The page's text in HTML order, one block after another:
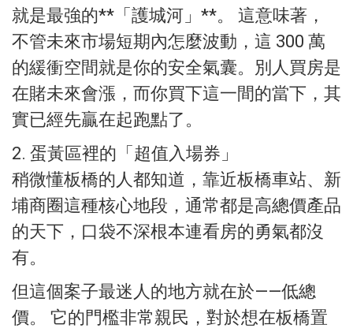
就是最強的**「護城河」**。 這意味著，
不管未來市場短期內怎麼波動，這 300 萬
的緩衝空間就是你的安全氣囊。別人買房是
在賭未來會漲，而你買下這一間的當下，其
實已經先贏在起跑點了。
2. 蛋黃區裡的「超值入場券」
稍微懂板橋的人都知道，靠近板橋車站、新
埔商圈這種核心地段，通常都是高總價產品
的天下，口袋不深根本連看房的勇氣都沒
有。
但這個案子最迷人的地方就在於——低總
價。 它的門檻非常親民，對於想在板橋置